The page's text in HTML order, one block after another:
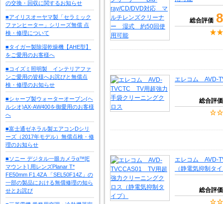
の交換・回収に関するお知らせ
■アイリスオーヤマ製「セラミック
ファンヒーター」シリーズ無償 点
検・修理について
■タイガー製除湿乾燥機【AHE型】
をご愛用のお客様へ
■コイズミ照明製 インテリアファ
ンご愛用の皆様へお詫びと無償点
検・修理のお知らせ
■シャープ製ウォーターオーブン(ヘ
ルシオ)AX-AW400を御愛用のお客様
へ
■富士通ゼネラル製エアコンDシリ
ーズ（2017年モデル）無償点検・修
理のお知らせ
■ソニー デジタル一眼カメラα™[E
マウント] 用レンズPlanar T*
FE50mm F1.4ZA 「SEL50F14Z」の
一部の製品における無償修理の知ら
せとお詫び
総合評価
エレコム AVD-
総合評価
エレコム AVD-
（静電気抑制タ
総合評価